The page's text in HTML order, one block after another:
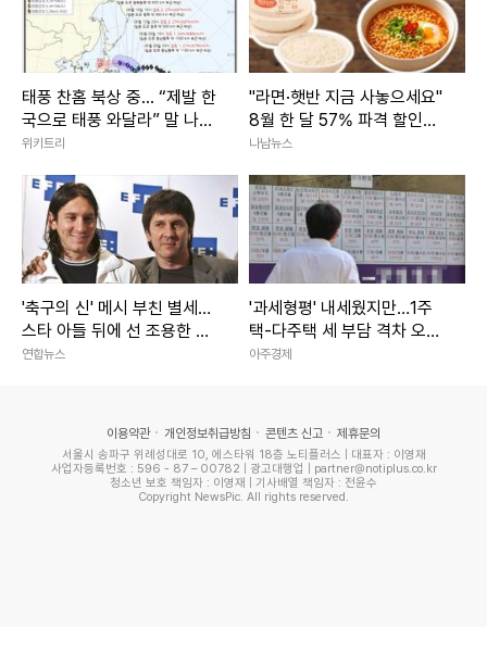
간 내 진상 조사에 착수하겠다”고 밝혔다.
본 콘텐츠는 뉴스픽 파트너스에서 공유된 콘텐츠입니다.
태풍 찬홈 북상 중... “제발 한
국으로 태풍 와달라” 말 나오
는 이유
위키트리
"라면·햇반 지금 사놓으세요"
8월 한 달 57% 파격 할인행
사 3800개 품목 마트
나남뉴스
'축구의 신' 메시 부친 별세…
스타 아들 뒤에 선 조용한 조
력자
연합뉴스
'과세형평' 내세웠지만…1주
택-다주택 세 부담 격차 오히
려 커지나
아주경제
이용약관 개인정보취급방침 콘텐츠 신고 제휴문의
서울시 송파구 위례성대로 10, 에스타워 18층 노티플러스 | 대표자 : 이영재
사업자등록번호 : 596 - 87 – 00782 | 광고대행업 | partner@notiplus.co.kr
청소년 보호 책임자 : 이영재 | 기사배열 책임자 : 전윤수
Copyright NewsPic. All rights reserved.